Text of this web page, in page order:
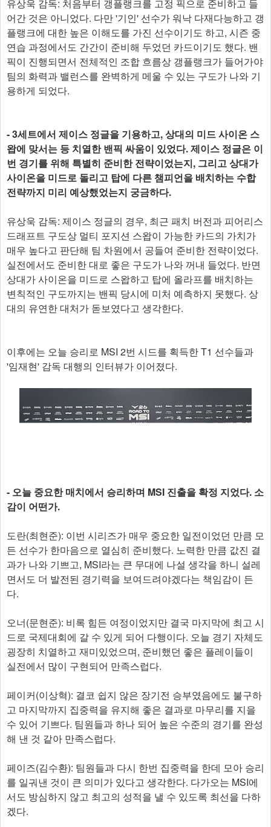
유상욱 감독: 처음부터 갱플랭크를 고정 픽으로 준비하고 들
어간 것은 아니었다. 다만 '기인' 선수가 워낙 다재다능하고 갱
플랭크에 대한 높은 이해도를 가진 선수이기도 하고, 시즌 중
연습 과정에서도 간간이 준비해 두었던 카드이기도 했다. 밴
픽이 진행되면서 전체적인 조합 흐름상 갱플랭크가 들어가야
팀의 화력과 밸런스를 완벽하게 메울 수 있는 구도가 나와 기
용하게 되었다.
- 3세트에서 제이스 정글을 기용하고, 상대의 미드 사이온 스
왑에 맞서는 등 치열한 밴픽 싸움이 있었다. 제이스 정글은 이
번 경기를 위해 특별히 준비한 전략이었는지, 그리고 상대가
사이온을 미드로 돌리고 탑에 다른 챔피언을 배치하는 수합
전략까지 미리 예상했었는지 궁금하다.
유상욱 감독: 제이스 정글의 경우, 최근 패치 버전과 피어리스
드래프트 구도상 멀티 포지션 스왑이 가능한 카드의 가치가
매우 높다고 판단해 팀 차원에서 공들여 준비한 전략이었다.
실전에서도 준비한 대로 좋은 구도가 나와 꺼내 들었다. 반면
상대가 사이온을 미드로 스왑하고 탑에 올라프를 배치하는
변칙적인 구도까지는 밴픽 당시에 미처 예측하지 못했다. 상
대의 유연한 대처가 돋보였다고 생각한다.
이후에는 오늘 승리로 MSI 2번 시드를 획득한 T1 선수들과
'임재현' 감독 대행의 인터뷰가 이어졌다.
- 오늘 중요한 매치에서 승리하며 MSI 진출을 확정 지었다. 소
감이 어떤가.
도란(최현준): 이번 시리즈가 매우 중요한 일전이었던 만큼 모
든 선수가 한마음으로 열심히 준비했다. 노력한 만큼 값진 결
과가 나와 기쁘고, MSI라는 큰 무대에 나설 생각을 하니 설레
면서도 더 발전된 경기력을 보여드려야겠다는 책임감이 든
다.
오너(문현준): 비록 힘든 여정이었지만 결국 마지막에 최고 시
드로 국제대회에 갈 수 있게 되어 다행이다. 오늘 경기 자체도
굉장히 치열하고 재미있었으며, 준비했던 좋은 플레이들이
실전에서 많이 구현되어 만족스럽다.
페이커(이상혁): 결코 쉽지 않은 장기전 승부였음에도 불구하
고 마지막까지 집중력을 유지해 좋은 결과로 마무리를 지을
수 있어 기쁘다. 팀원들과 하나 되어 높은 수준의 경기를 완성
해 낸 것 같아 만족스럽다.
페이즈(김수환): 팀원들과 다시 한번 집중력을 한데 모아 승리
를 일궈낸 것이 큰 의미가 있다고 생각한다. 다가오는 MSI에
서도 방심하지 않고 최고의 성적을 낼 수 있도록 최선을 다하
겠다.